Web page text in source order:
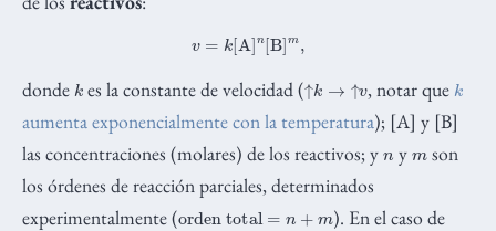
v [A]n[B]m,
donde k es la constante de velocidad (↑ k v , notar que k
aumenta exponencialmente con la temperatura); [A] y [B]
las concentraciones (molares) de los reactivos; y
y
son
los órdenes de reacción parciales, determinados
experimentalmente ( orden total =
). En el caso de